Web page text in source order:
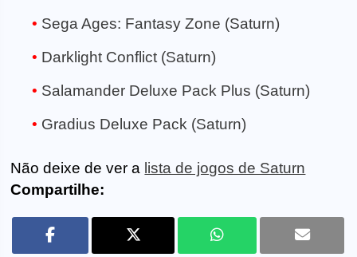
Sega Ages: Fantasy Zone (Saturn)
Darklight Conflict (Saturn)
Salamander Deluxe Pack Plus (Saturn)
Gradius Deluxe Pack (Saturn)
Não deixe de ver a lista de jogos de Saturn
Compartilhe: